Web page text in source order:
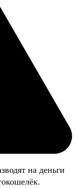
на деньги